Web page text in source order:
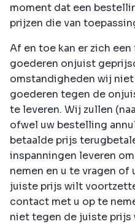
moment dat een
prijzen die van
Af en toe kan er zich
goederen onjuist
omstandigheden wij
goederen tegen de
te leveren. Wij zullen
ofwel uw bestelling
betaalde prijs
inspanningen leveren
nemen en u te vragen
juiste prijs wilt
contact met u op te
niet tegen de juiste